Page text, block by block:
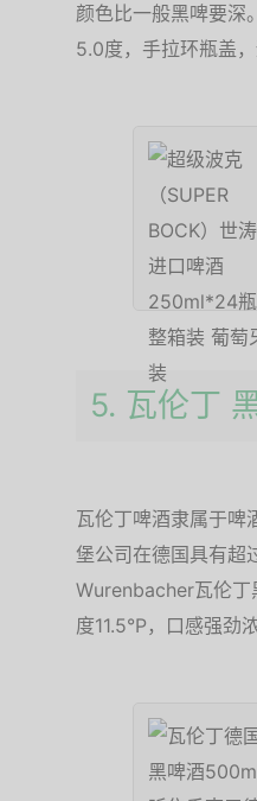
颜色比一般黑啤要深
5.0度，手拉环瓶盖
5. 瓦伦丁
瓦伦丁啤酒隶属于啤
堡公司在德国具有超
Wurenbacher瓦伦丁
度11.5°P，口感强劲浓